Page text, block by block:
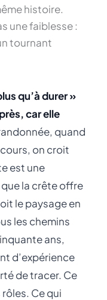
histoire.
une faiblesse :
tournant
qu’à durer »
car elle
quand
on croit
est une
la crête offre
le paysage en
les chemins
ans,
d’expérience
de tracer. Ce
Ce qui